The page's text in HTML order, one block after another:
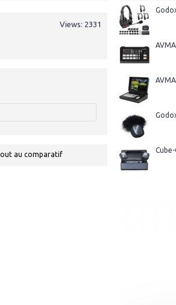
Views: 2331
au comparatif